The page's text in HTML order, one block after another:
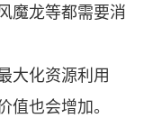
魔龙等都需要消
大化资源利用
值也会增加。